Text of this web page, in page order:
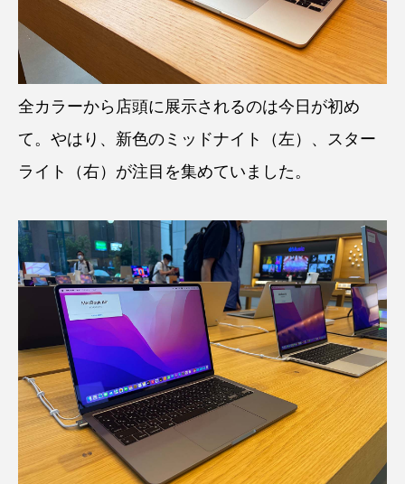
全カラーから店頭に展示されるのは今日が初め
て。やはり、新色のミッドナイト（左）、スター
ライト（右）が注目を集めていました。